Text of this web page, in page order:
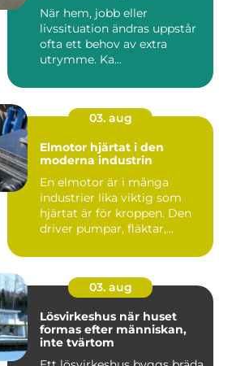
När hem, jobb eller
livssituation ändras uppstår
ofta ett behov av extra
utrymme. Ka...
03. aug
Elmotor hjärtat i den
moderna industrin
En elmotor är i många
industrier lika viktig som
hjärtat är för kroppen. Den
driver pumpar, fläktar,...
03. aug
Lösvirkeshus när huset
formas efter människan,
inte tvärtom